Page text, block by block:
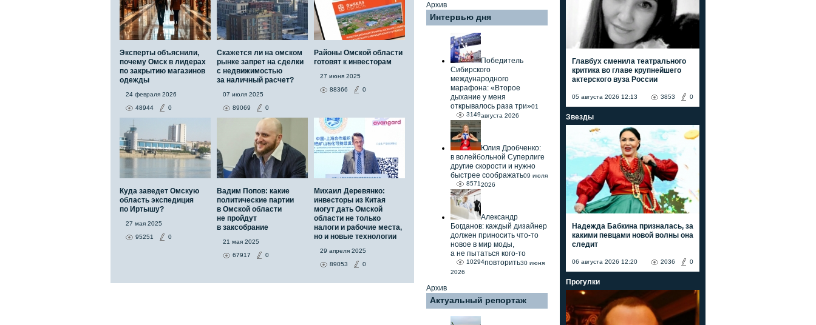
Эксперты объяснили,
почему Омск в лидерах
по закрытию магазинов
одежды
24 февраля 2026
48944
0
Скажется ли на омском
рынке запрет на сделки
с недвижимостью
за наличный расчет?
07 июля 2025
89069
0
Районы Омской области
готовят к инвесторам
27 июня 2025
88366
0
Куда заведет Омскую
область экспедиция
по Иртышу?
27 мая 2025
95251
0
Вадим Попов: какие
политические партии
в Омской области
не пройдут
в заксобрание
21 мая 2025
67917
0
Михаил Деревянко:
инвесторы из Китая
могут дать Омской
области не только
налоги и рабочие места,
но и новые технологии
29 апреля 2025
89053
0
Архив
Интервью дня
Победитель
Сибирского
международного
марафона: «Второе
дыхание у меня
открывалось раза три»
3149
01
августа 2026
Юлия Дробченко:
в волейбольной Суперлиге
другие скорости и нужно
быстрее соображать
8571
09 июля
2026
Александр
Богданов: каждый дизайнер
должен приносить что-то
новое в мир моды,
а не пытаться кого-то
повторить
10294
30 июня
2026
Архив
Актуальный репортаж
Главбух сменила театрального
критика во главе крупнейшего
актерского вуза России
05 августа 2026 12:13 0
3853
Звезды
Надежда Бабкина призналась, за
какими певцами новой волны она
следит
06 августа 2026 12:20 0
2036
Прогулки